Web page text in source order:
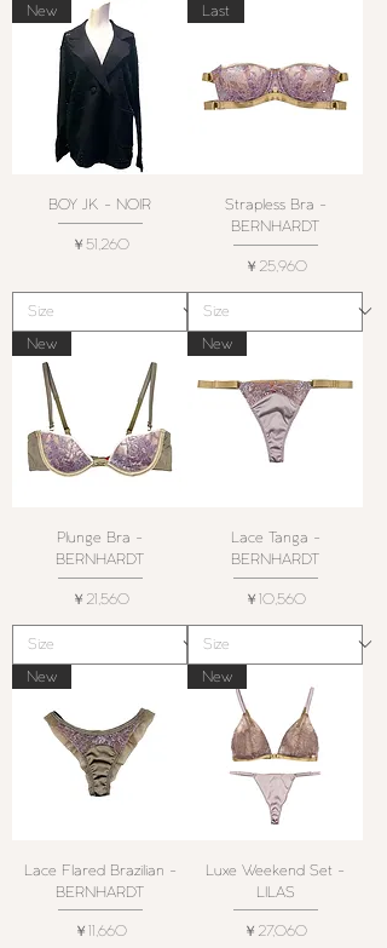
New
BOY JK - NOIR
価格
￥51,260
Last
Strapless Bra -
BERNHARDT
価格
￥25,960
New
Plunge Bra -
BERNHARDT
価格
￥21,560
New
Lace Tanga -
BERNHARDT
価格
￥10,560
New
Lace Flared Brazilian -
BERNHARDT
価格
￥11,660
New
Luxe Weekend Set -
LILAS
価格
￥27,060